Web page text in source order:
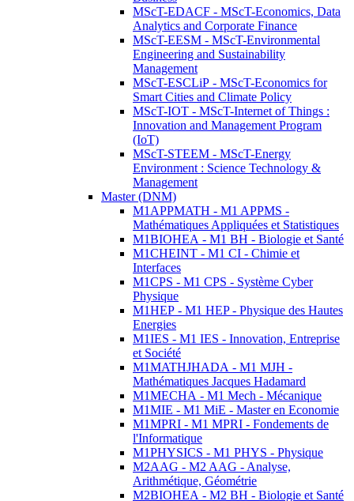
MScT-EDACF - MScT-Economics, Data
Analytics and Corporate Finance
MScT-EESM - MScT-Environmental
Engineering and Sustainability
Management
MScT-ESCLiP - MScT-Economics for
Smart Cities and Climate Policy
MScT-IOT - MScT-Internet of Things :
Innovation and Management Program
(IoT)
MScT-STEEM - MScT-Energy
Environment : Science Technology &
Management
Master (DNM)
M1APPMATH - M1 APPMS -
Mathématiques Appliquées et Statistiques
M1BIOHEA - M1 BH - Biologie et Santé
M1CHEINT - M1 CI - Chimie et
Interfaces
M1CPS - M1 CPS - Système Cyber
Physique
M1HEP - M1 HEP - Physique des Hautes
Energies
M1IES - M1 IES - Innovation, Entreprise
et Société
M1MATHJHADA - M1 MJH -
Mathématiques Jacques Hadamard
M1MECHA - M1 Mech - Mécanique
M1MIE - M1 MiE - Master en Economie
M1MPRI - M1 MPRI - Fondements de
l'Informatique
M1PHYSICS - M1 PHYS - Physique
M2AAG - M2 AAG - Analyse,
Arithmétique, Géométrie
M2BIOHEA - M2 BH - Biologie et Santé